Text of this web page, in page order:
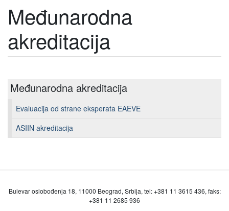
Međunarodna akreditacija
Evaluacija od strane eksperata EAEVE
ASIIN akreditacija
Međunarodna
akreditacija
Bulevar oslobođenja 18, 11000 Beograd, Srbija, tel: +381 11 3615 436, faks:
+381 11 2685 936